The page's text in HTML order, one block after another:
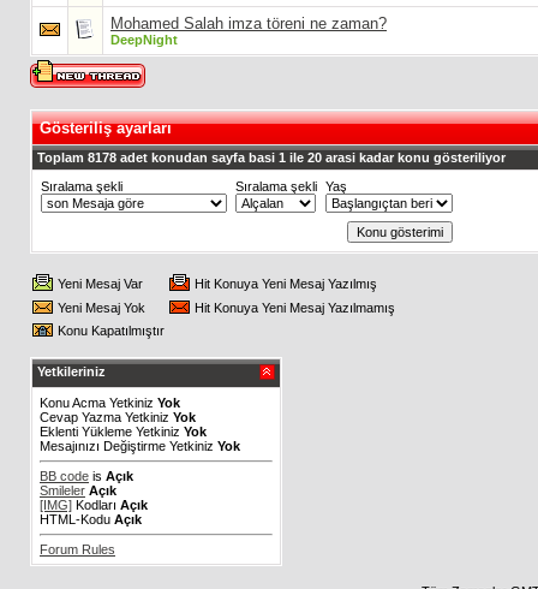
Mohamed Salah imza töreni ne zaman?
DeepNight
Gösteriliş ayarları
Toplam 8178 adet konudan sayfa basi 1 ile 20 arasi kadar konu gösteriliyor
Sıralama şekli
Sıralama şekli Yaş
Yeni Mesaj Var
Hit Konuya Yeni Mesaj Yazılmış
Yeni Mesaj Yok
Hit Konuya Yeni Mesaj Yazılmamış
Konu Kapatılmıştır
Yetkileriniz
Konu Acma Yetkiniz Yok
Cevap Yazma Yetkiniz Yok
Eklenti Yükleme Yetkiniz Yok
Mesajınızı Değiştirme Yetkiniz Yok
BB code is Açık
Smileler Açık
[IMG] Kodları Açık
HTML-Kodu Açık
Forum Rules